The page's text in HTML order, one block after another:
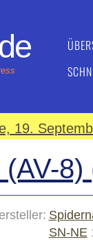
19.
(AV-
SN-NE